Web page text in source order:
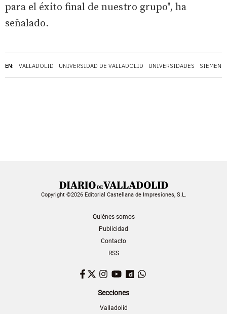
EN: VALLADOLID UNIVERSIDAD DE VALLADOLID UNIVERSIDADES SIEMENS
para el éxito final de nuestro grupo", ha
señalado.
Copyright ©2026 Editorial Castellana de Impresiones, S.L.
Quiénes somos
Publicidad
Contacto
RSS
Facebook
TwitterInstagram
YouTubeDailymotion
Secciones
Valladolid